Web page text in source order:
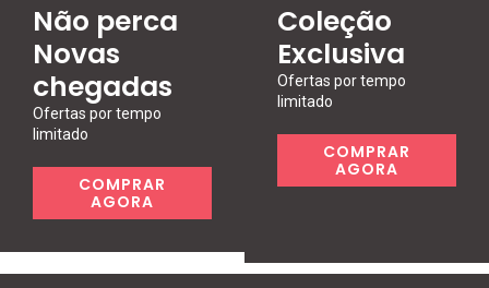
Não perca
Novas
chegadas
Ofertas por tempo
limitado
COMPRAR
AGORA
Coleção
Exclusiva
Ofertas por tempo
limitado
COMPRAR
AGORA